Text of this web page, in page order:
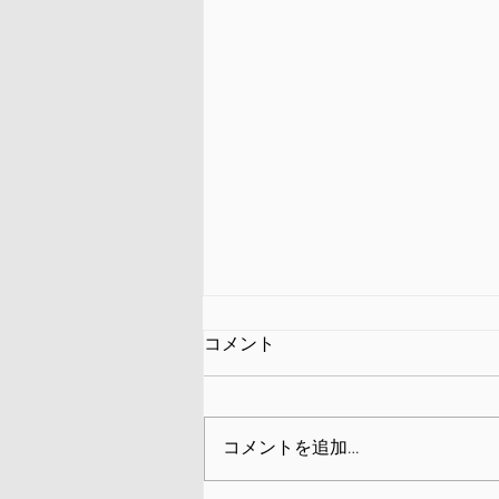
コメント
コメントを追加…